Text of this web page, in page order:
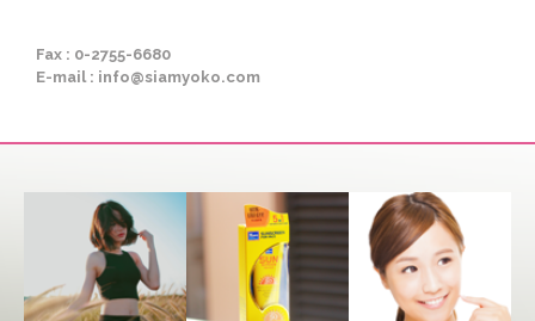
Fax : 0-2755-6680
E-mail : info@siamyoko.com